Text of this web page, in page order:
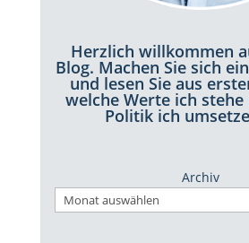
Herzlich willkommen
Blog. Machen Sie sich
und lesen Sie aus
welche Werte ich
Politik ich
Archiv